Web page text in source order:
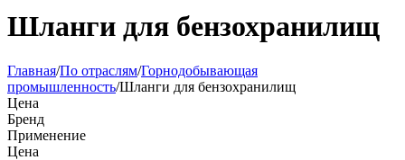
Шланги для бензохранилищ
Главная/По отраслям/Горнодобывающая
промышленность/Шланги для бензохранилищ
Цена
Бренд
Применение
Цена